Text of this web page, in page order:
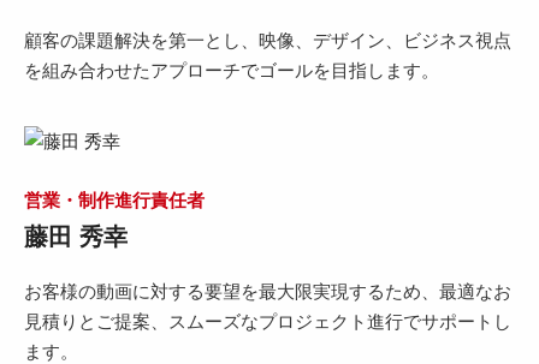
顧客の課題解決を第一とし、映像、デザイン、ビジネス視点
を組み合わせたアプローチでゴールを目指します。
営業・制作進行責任者
藤田 秀幸
お客様の動画に対する要望を最大限実現するため、最適なお
見積りとご提案、スムーズなプロジェクト進行でサポートし
ます。